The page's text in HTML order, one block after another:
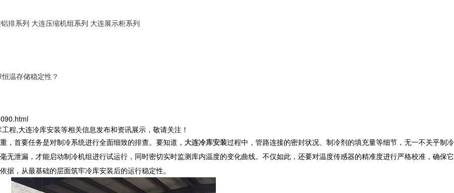
排系列 大连压缩机组系列 大连展示柜系列
温存储稳定性？
程,大连冷库安装等相关信息发布和资讯展示，敬请关注！
首要任务是对制冷系统进行全面细致的排查。要知道， 大连冷库安装过程中，管路连接的密封状况、制冷剂的填充量等细节，无一不关乎制冷
泄漏，才能启动制冷机组进行试运行，同时密切实时监测库内温度的变化曲线。不仅如此，还要对温度传感器的精准度进行严格校准，确保它
，从最基础的层面筑牢冷库安装后的运行稳定性。